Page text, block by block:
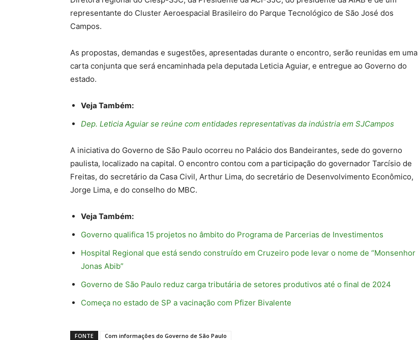
representante do Cluster Aeroespacial Brasileiro do Parque Tecnológico de São José dos
Campos.
As propostas, demandas e sugestões, apresentadas durante o encontro, serão reunidas em uma
carta conjunta que será encaminhada pela deputada Leticia Aguiar, e entregue ao Governo do
estado.
Veja Também:
Dep. Leticia Aguiar se reúne com entidades representativas da indústria em SJCampos
A iniciativa do Governo de São Paulo ocorreu no Palácio dos Bandeirantes, sede do governo
paulista, localizado na capital. O encontro contou com a participação do governador Tarcísio de
Freitas, do secretário da Casa Civil, Arthur Lima, do secretário de Desenvolvimento Econômico,
Jorge Lima, e do conselho do MBC.
Veja Também:
Governo qualifica 15 projetos no âmbito do Programa de Parcerias de Investimentos
Hospital Regional que está sendo construído em Cruzeiro pode levar o nome de “Monsenhor
Jonas Abib”
Governo de São Paulo reduz carga tributária de setores produtivos até o final de 2024
Começa no estado de SP a vacinação com Pfizer Bivalente
FONTE
Com informações do Governo de São Paulo